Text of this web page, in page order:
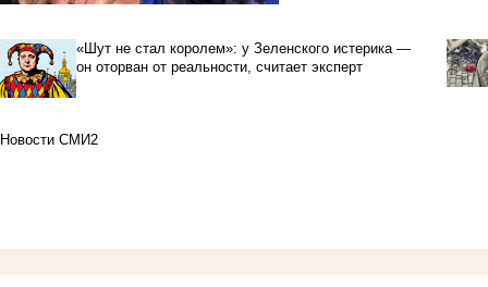
«Шут не стал королем»: у Зеленского истерика —
он оторван от реальности, считает эксперт
Новости СМИ2